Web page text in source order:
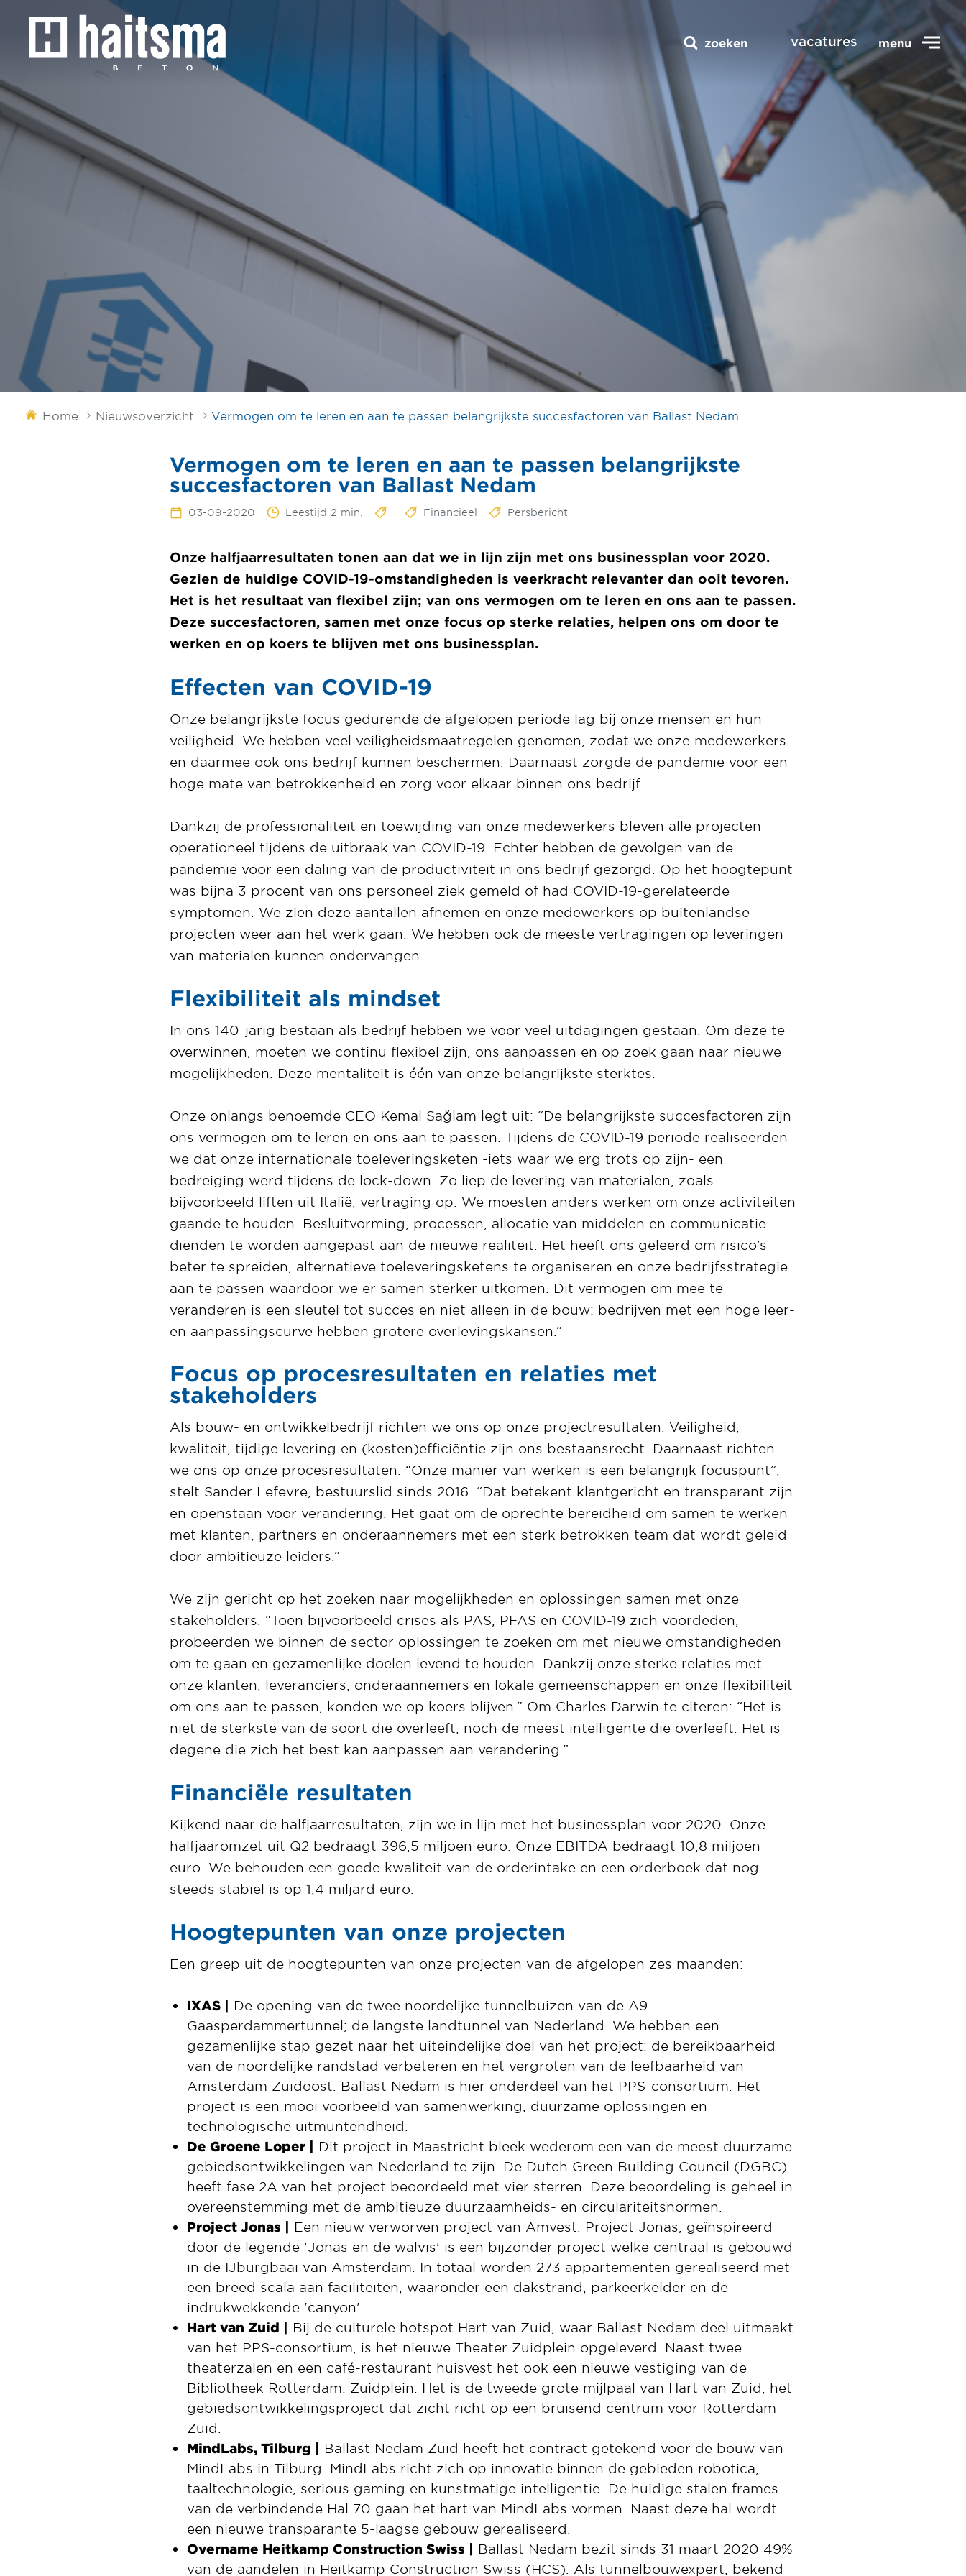
menu
vacatures
zoeken
Home Nieuwsoverzicht Vermogen om te leren en aan te passen belangrijkste succesfactoren van Ballast Nedam
Vermogen om te leren en aan te passen belangrijkste
succesfactoren van Ballast Nedam
03-09-2020 Leestijd 2 min. Financieel Persbericht
Onze halfjaarresultaten tonen aan dat we in lijn zijn met ons businessplan voor 2020.
Gezien de huidige COVID-19-omstandigheden is veerkracht relevanter dan ooit tevoren.
Het is het resultaat van flexibel zijn; van ons vermogen om te leren en ons aan te passen.
Deze succesfactoren, samen met onze focus op sterke relaties, helpen ons om door te
werken en op koers te blijven met ons businessplan.
Effecten van COVID-19
Onze belangrijkste focus gedurende de afgelopen periode lag bij onze mensen en hun
veiligheid. We hebben veel veiligheidsmaatregelen genomen, zodat we onze medewerkers
en daarmee ook ons bedrijf kunnen beschermen. Daarnaast zorgde de pandemie voor een
hoge mate van betrokkenheid en zorg voor elkaar binnen ons bedrijf.
Dankzij de professionaliteit en toewijding van onze medewerkers bleven alle projecten
operationeel tijdens de uitbraak van COVID-19. Echter hebben de gevolgen van de
pandemie voor een daling van de productiviteit in ons bedrijf gezorgd. Op het hoogtepunt
was bijna 3 procent van ons personeel ziek gemeld of had COVID-19-gerelateerde
symptomen. We zien deze aantallen afnemen en onze medewerkers op buitenlandse
projecten weer aan het werk gaan. We hebben ook de meeste vertragingen op leveringen
van materialen kunnen ondervangen.
Flexibiliteit als mindset
In ons 140-jarig bestaan als bedrijf hebben we voor veel uitdagingen gestaan. Om deze te
overwinnen, moeten we continu flexibel zijn, ons aanpassen en op zoek gaan naar nieuwe
mogelijkheden. Deze mentaliteit is één van onze belangrijkste sterktes.
Onze onlangs benoemde CEO Kemal Sağlam legt uit: “De belangrijkste succesfactoren zijn
ons vermogen om te leren en ons aan te passen. Tijdens de COVID-19 periode realiseerden
we dat onze internationale toeleveringsketen -iets waar we erg trots op zijn- een
bedreiging werd tijdens de lock-down. Zo liep de levering van materialen, zoals
bijvoorbeeld liften uit Italië, vertraging op. We moesten anders werken om onze activiteiten
gaande te houden. Besluitvorming, processen, allocatie van middelen en communicatie
dienden te worden aangepast aan de nieuwe realiteit. Het heeft ons geleerd om risico’s
beter te spreiden, alternatieve toeleveringsketens te organiseren en onze bedrijfsstrategie
aan te passen waardoor we er samen sterker uitkomen. Dit vermogen om mee te
veranderen is een sleutel tot succes en niet alleen in de bouw: bedrijven met een hoge leer-
en aanpassingscurve hebben grotere overlevingskansen.”
Focus op procesresultaten en relaties met
stakeholders
Als bouw- en ontwikkelbedrijf richten we ons op onze projectresultaten. Veiligheid,
kwaliteit, tijdige levering en (kosten)efficiëntie zijn ons bestaansrecht. Daarnaast richten
we ons op onze procesresultaten. “Onze manier van werken is een belangrijk focuspunt”,
stelt Sander Lefevre, bestuurslid sinds 2016. “Dat betekent klantgericht en transparant zijn
en openstaan voor verandering. Het gaat om de oprechte bereidheid om samen te werken
met klanten, partners en onderaannemers met een sterk betrokken team dat wordt geleid
door ambitieuze leiders.”
We zijn gericht op het zoeken naar mogelijkheden en oplossingen samen met onze
stakeholders. “Toen bijvoorbeeld crises als PAS, PFAS en COVID-19 zich voordeden,
probeerden we binnen de sector oplossingen te zoeken om met nieuwe omstandigheden
om te gaan en gezamenlijke doelen levend te houden. Dankzij onze sterke relaties met
onze klanten, leveranciers, onderaannemers en lokale gemeenschappen en onze flexibiliteit
om ons aan te passen, konden we op koers blijven.” Om Charles Darwin te citeren: “Het is
niet de sterkste van de soort die overleeft, noch de meest intelligente die overleeft. Het is
degene die zich het best kan aanpassen aan verandering.”
Financiële resultaten
Kijkend naar de halfjaarresultaten, zijn we in lijn met het businessplan voor 2020. Onze
halfjaaromzet uit Q2 bedraagt 396,5 miljoen euro. Onze EBITDA bedraagt 10,8 miljoen
euro. We behouden een goede kwaliteit van de orderintake en een orderboek dat nog
steeds stabiel is op 1,4 miljard euro.
Hoogtepunten van onze projecten
Een greep uit de hoogtepunten van onze projecten van de afgelopen zes maanden:
IXAS |
De opening van de twee noordelijke tunnelbuizen van de A9
Gaasperdammertunnel; de langste landtunnel van Nederland. We hebben een
gezamenlijke stap gezet naar het uiteindelijke doel van het project: de bereikbaarheid
van de noordelijke randstad verbeteren en het vergroten van de leefbaarheid van
Amsterdam Zuidoost. Ballast Nedam is hier onderdeel van het PPS-consortium. Het
project is een mooi voorbeeld van samenwerking, duurzame oplossingen en
technologische uitmuntendheid.
De Groene Loper |
Dit project in Maastricht bleek wederom een ​​van de meest duurzame
gebiedsontwikkelingen van Nederland te zijn. De Dutch Green Building Council (DGBC)
heeft fase 2A van het project beoordeeld met vier sterren. Deze beoordeling is geheel in
overeenstemming met de ambitieuze duurzaamheids- en circulariteitsnormen.
Project Jonas |
Een nieuw verworven project van Amvest. Project Jonas, geïnspireerd
door de legende 'Jonas en de walvis' is een bijzonder project welke centraal is gebouwd
in de IJburgbaai van Amsterdam. In totaal worden 273 appartementen gerealiseerd met
een breed scala aan faciliteiten, waaronder een dakstrand, parkeerkelder en de
indrukwekkende 'canyon'.
Hart van Zuid |
Bij de culturele hotspot Hart van Zuid, waar Ballast Nedam deel uitmaakt
van het PPS-consortium, is het nieuwe Theater Zuidplein opgeleverd. Naast twee
theaterzalen en een café-restaurant huisvest het ook een nieuwe vestiging van de
Bibliotheek Rotterdam: Zuidplein. Het is de tweede grote mijlpaal van Hart van Zuid, het
gebiedsontwikkelingsproject dat zicht richt op een bruisend centrum voor Rotterdam
Zuid.
MindLabs, Tilburg |
Ballast Nedam Zuid heeft het contract getekend voor de bouw van
MindLabs in Tilburg. MindLabs richt zich op innovatie binnen de gebieden robotica,
taaltechnologie, serious gaming en kunstmatige intelligentie. De huidige stalen frames
van de verbindende Hal 70 gaan het hart van MindLabs vormen. Naast deze hal wordt
een nieuwe transparante 5-laagse gebouw gerealiseerd.
Overname Heitkamp Construction Swiss |
Ballast Nedam bezit sinds 31 maart 2020 49%
van de aandelen in Heitkamp Construction Swiss (HCS). Als tunnelbouwexpert, bekend